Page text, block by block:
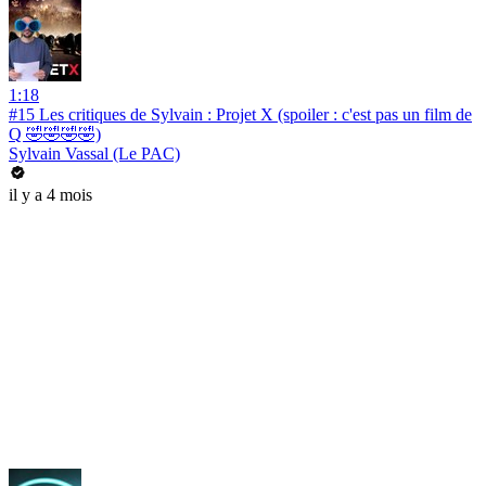
1:18
#15 Les critiques de Sylvain : Projet X (spoiler : c'est pas un film de
Q 🤣🤣🤣🤣)
Sylvain Vassal (Le PAC)
il y a 4 mois